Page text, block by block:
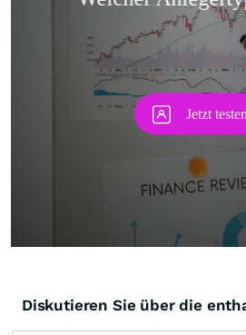
Diskutieren Sie über die